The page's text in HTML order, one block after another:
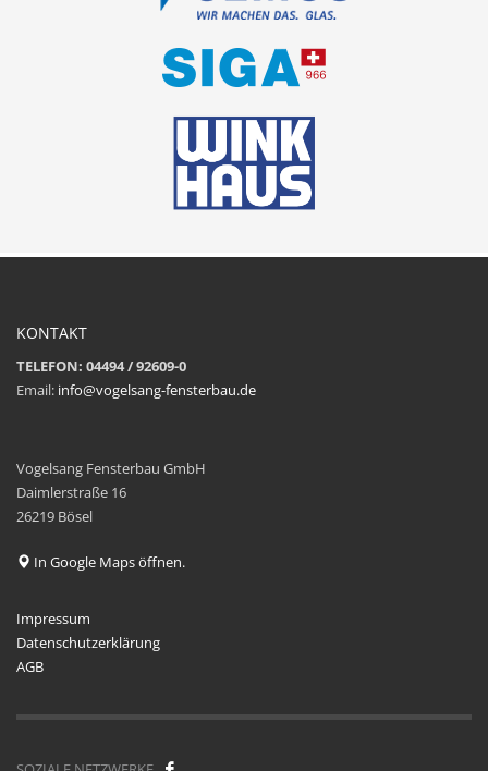
KONTAKT
TELEFON: 04494 / 92609-0
Email: info@vogelsang-fensterbau.de
Vogelsang Fensterbau GmbH
Daimlerstraße 16
26219 Bösel
In Google Maps öffnen.
Impressum
Datenschutzerklärung
AGB